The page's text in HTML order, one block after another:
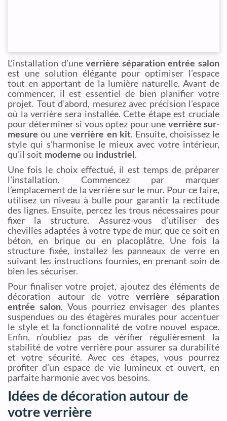
L’installation d’uneverrière séparation entrée salon
est une solution élégante pour optimiser l’espace
tout en apportant de la lumière naturelle. Avant de
commencer, il est essentiel de bien planifier votre
projet. Tout d’abord, mesurez avec précision l’espace
où la verrière sera installée. Cette étape est cruciale
pour déterminer si vous optez pour une verrière sur-
mesure ou uneverrière en kit. Ensuite, choisissez le
style qui s’harmonise le mieux avec votre intérieur,
qu’il soit moderne ou industriel.
Une fois le choix effectué, il est temps de préparer
l’installation. Commencez par marquer
l’emplacement de la verrière sur le mur. Pour ce faire,
utilisez un niveau à bulle pour garantir la rectitude
des lignes. Ensuite, percez les trous nécessaires pour
fixer la structure. Assurez-vous d’utiliser des
chevilles adaptées à votre type de mur, que ce soit en
béton, en brique ou en placoplâtre. Une fois la
structure fixée, installez les panneaux de verre en
suivant les instructions fournies, en prenant soin de
bien les sécuriser.
Pour finaliser votre projet, ajoutez des éléments de
décoration autour de votreverrière séparation
entrée salon. Vous pourriez envisager des plantes
suspendues ou des étagères murales pour accentuer
le style et la fonctionnalité de votre nouvel espace.
Enfin, n’oubliez pas de vérifier régulièrement la
stabilité de votre verrière pour assurer sa durabilité
et votre sécurité. Avec ces étapes, vous pourrez
profiter d’un espace de vie lumineux et ouvert, en
parfaite harmonie avec vos besoins.
Idées de décoration autour de
votre verrière